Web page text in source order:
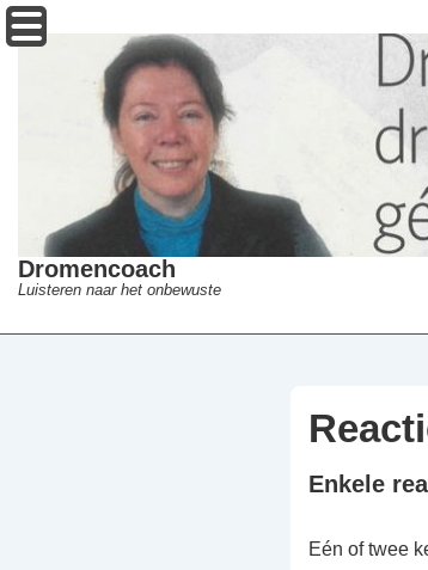
↓
Doorgaan
hoofdinhoud
Dromencoach
Luisteren naar het onbewuste
Enkele
Eén of twee